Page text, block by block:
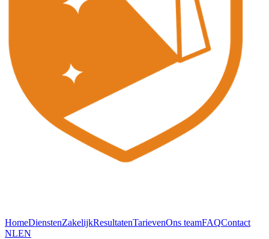
HomeDienstenZakelijkResultatenTarievenOns teamFAQContact
NLEN